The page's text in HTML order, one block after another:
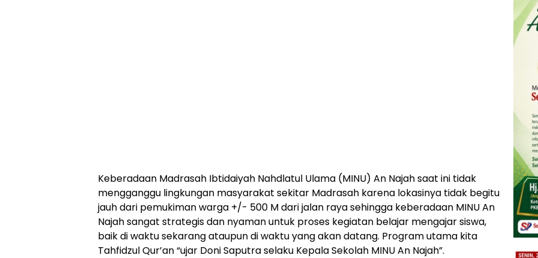
Keberadaan Madrasah Ibtidaiyah Nahdlatul Ulama (MINU) An Najah saat ini tidak
mengganggu lingkungan masyarakat sekitar Madrasah karena lokasinya tidak begitu
jauh dari pemukiman warga +/- 500 M dari jalan raya sehingga keberadaan MINU An
Najah sangat strategis dan nyaman untuk proses kegiatan belajar mengajar siswa,
baik di waktu sekarang ataupun di waktu yang akan datang. Program utama kita
Tahfidzul Qur’an “ujar Doni Saputra selaku Kepala Sekolah MINU An Najah”.